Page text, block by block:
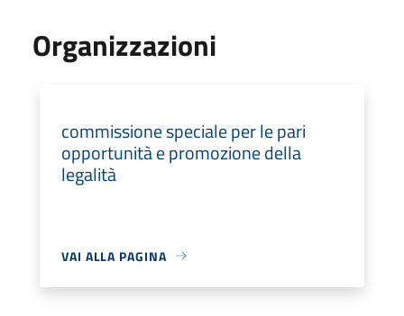
Organizzazioni
commissione speciale per le pari
opportunità e promozione della
legalità
VAI ALLA PAGINA